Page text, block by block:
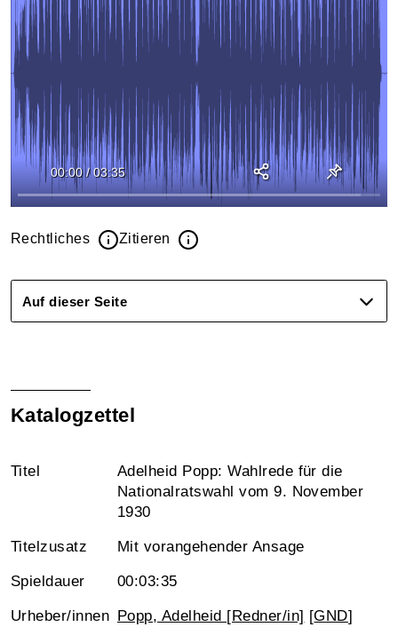
00:00 / 03:35
Rechtliches Zitieren
Auf dieser Seite
Katalogzettel
Titel
Adelheid Popp: Wahlrede für die
National­rats­wahl vom 9. November
1930
Titelzusatz Mit vorangehender Ansage
Spieldauer 00:03:35
Urheber/innen Popp, Adelheid [Redner/in] [GND]